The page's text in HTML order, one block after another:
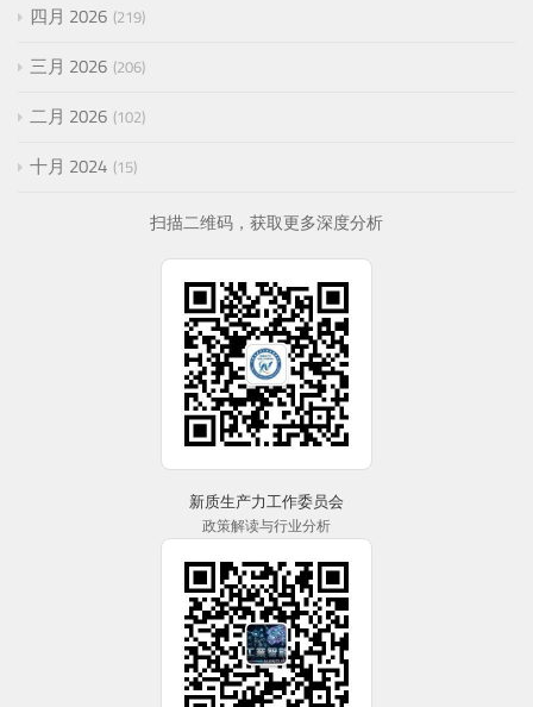
四月 2026 219
三月 2026 206
二月 2026 102
十月 2024 15
扫描二维码，获取更多深度分析
新质生产力工作委员会
政策解读与行业分析